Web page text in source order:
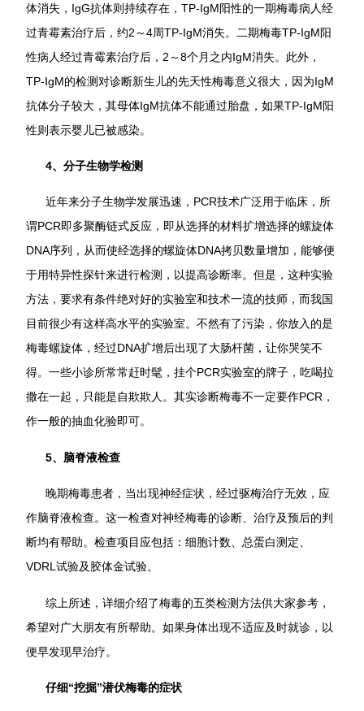
体消失，IgG抗体则持续存在，TP-IgM阳性的一期梅毒病人经
过青霉素治疗后，约2～4周TP-IgM消失。二期梅毒TP-IgM阳
性病人经过青霉素治疗后，2～8个月之内IgM消失。此外，
TP-IgM的检测对诊断新生儿的先天性梅毒意义很大，因为IgM
抗体分子较大，其母体IgM抗体不能通过胎盘，如果TP-IgM阳
性则表示婴儿已被感染。
4、分子生物学检测
近年来分子生物学发展迅速，PCR技术广泛用于临床，所
谓PCR即多聚酶链式反应，即从选择的材料扩增选择的螺旋体
DNA序列，从而使经选择的螺旋体DNA拷贝数量增加，能够便
于用特异性探针来进行检测，以提高诊断率。但是，这种实验
方法，要求有条件绝对好的实验室和技术一流的技师，而我国
目前很少有这样高水平的实验室。不然有了污染，你放入的是
梅毒螺旋体，经过DNA扩增后出现了大肠杆菌，让你哭笑不
得。一些小诊所常常赶时髦，挂个PCR实验室的牌子，吃喝拉
撒在一起，只能是自欺欺人。其实诊断梅毒不一定要作PCR，
作一般的抽血化验即可。
5、脑脊液检查
晚期梅毒患者，当出现神经症状，经过驱梅治疗无效，应
作脑脊液检查。这一检查对神经梅毒的诊断、治疗及预后的判
断均有帮助。检查项目应包括：细胞计数、总蛋白测定、
VDRL试验及胶体金试验。
综上所述，详细介绍了梅毒的五类检测方法供大家参考，
希望对广大朋友有所帮助。如果身体出现不适应及时就诊，以
便早发现早治疗。
仔细“挖掘”潜伏梅毒的症状